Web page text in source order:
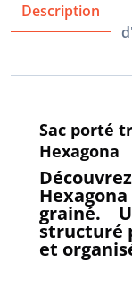
Description
Sac porté
Hexagona
grainé.
structuré
et